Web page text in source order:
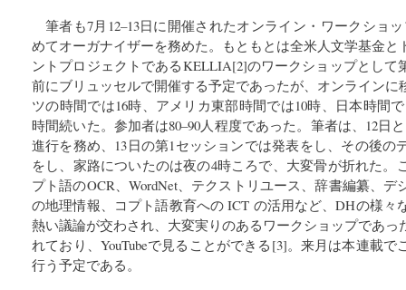
筆者も7月12–13日に開催されたオンライン・ワークショ
めてオーガナイザーを務めた。もともとは全米人文学基金と
ントプロジェクトであるKELLIA[2]のワークショップとして
前にブリュッセルで開催する予定であったが、オンラインに
ツの時間では16時、アメリカ東部時間では10時、日本時間
時間続いた。参加者は80–90人程度であった。筆者は、12日
進行を務め、13日の第1セッションでは発表をし、その後の
をし、家路についたのは夜の4時ころで、大変骨が折れた。
プト語のOCR、WordNet、テクストリユース、辞書編纂、
の地理情報、コプト語教育への ICT の活用など、DHの様々
熱い議論が交わされ、大変実りのあるワークショップであっ
れており、YouTubeで見ることができる[3]。来月は本連載
行う予定である。